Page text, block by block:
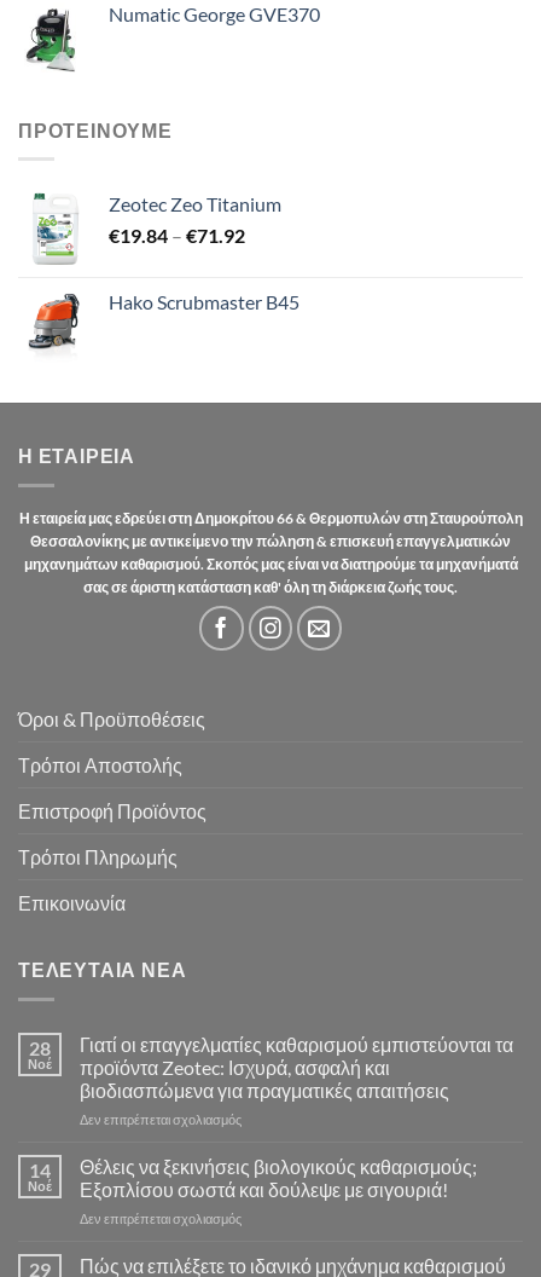
Numatic George GVE370
ΠΡΟΤΕΙΝΟΥΜΕ
Zeotec Zeo Titanium
€19.84 – €71.92Price
through
Hako Scrubmaster B45
Η ΕΤΑΙΡΕΊΑ
Η εταιρεία μας εδρεύει στη Δημοκρίτου 66 & Θερμοπυλών στη Σταυρούπολη
Θεσσαλονίκης με αντικείμενο την πώληση & επισκευή επαγγελματικών
μηχανημάτων καθαρισμού. Σκοπός μας είναι να διατηρούμε τα μηχανήματά
σας σε άριστη κατάσταση καθ' όλη τη διάρκεια ζωής τους.
Όροι & Προϋποθέσεις
Τρόποι Αποστολής
Επιστροφή Προϊόντος
Τρόποι Πληρωμής
Επικοινωνία
ΤΕΛΕΥΤΑΊΑ ΝΈΑ
28
Νοέ
Γιατί οι επαγγελματίες καθαρισμού εμπιστεύονται τα
προϊόντα Zeotec: Ισχυρά, ασφαλή και
βιοδιασπώμενα για πραγματικές απαιτήσεις
Δεν επιτρέπεται σχολιασμόςστο
επαγγελματίες
καθαρισμού
εμπιστεύονται
προϊόντα
14
Νοέ
Θέλεις να ξεκινήσεις βιολογικούς καθαρισμούς;
Εξοπλίσου σωστά και δούλεψε με σιγουριά!
Δεν επιτρέπεται σχολιασμόςστο
29
Πώς να επιλέξετε το ιδανικό μηχάνημα καθαρισμού